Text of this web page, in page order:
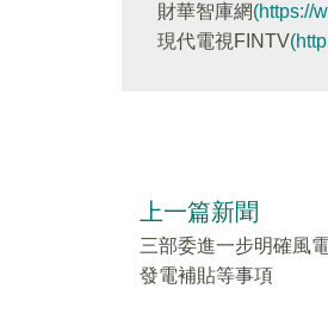
財華智庫網(https://
現代電視FINTV
上一篇新聞
三部委進一步明確風
發電補貼等事項